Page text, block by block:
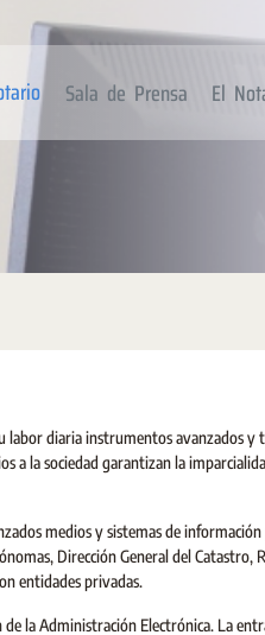
Sala de Prensa El
labor diaria instrumentos avanzados y
a la sociedad garantizan la
medios y sistemas de
Dirección General del Catastro,
entidades privadas.
la Administración Electrónica. La